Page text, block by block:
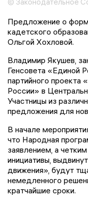
Предложение о
кадетского
Ольгой Хохловой.
Владимир Якушев,
Генсовета «Единой
партийного
России» в
Участницы из
предложения для
В начале
что Народная
заявлением, а
инициативы,
движения», будут
немедленного
кратчайшие сроки.